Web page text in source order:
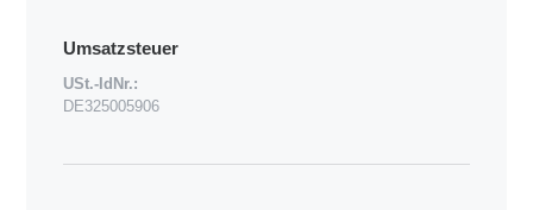
Umsatzsteuer
USt.-IdNr.:
DE325005906